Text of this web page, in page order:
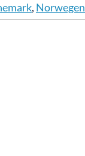
, Norwegen